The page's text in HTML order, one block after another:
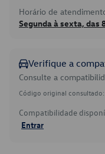
Horário de
Segunda à sexta, das
Verifique a
Consulte a
Código original consultado:
Compatibilidade
Entrar